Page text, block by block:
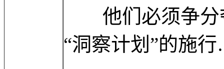
他们必须争分
“洞察计划”的施